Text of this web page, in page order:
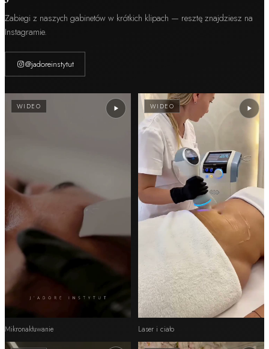
Zabiegi z naszych gabinetów w krótkich klipach — resztę znajdziesz na
Instagramie.
@jadoreinstytut
WIDEO
Mikronakłuwanie
WIDEO
Laser i ciało